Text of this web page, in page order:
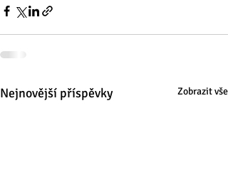
Nejnovější příspěvky Zobrazit vše